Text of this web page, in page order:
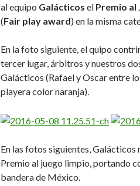
al equipo Galácticos el Premio al
(Fair play award) en la misma
En la foto siguiente, el quipo
tercer lugar, árbitros y nuestros
Galácticos (Rafael y Oscar entre
playera color naranja).
En las fotos siguientes, Galácticos
Premio al juego limpio, portando
bandera de México.